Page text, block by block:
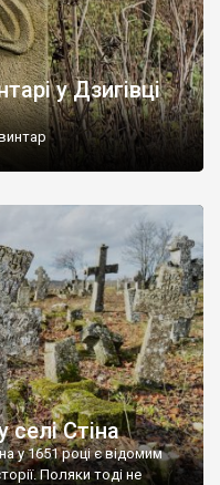
у Дзигівці
Стіна
у 1651 році є відомим
Поляки тоді не